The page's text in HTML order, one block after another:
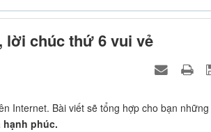
lời chúc thứ 6 vui vẻ
Internet. Bài viết sẽ tổng hợp cho bạn những
hạnh phúc.